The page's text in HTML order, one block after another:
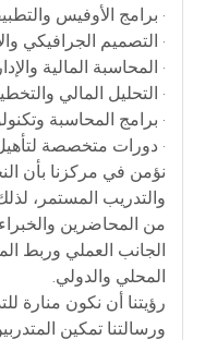
• برامج الأوفيس
• التصميم الجرافيكي
• المحاسبة المالية
• التحليل المالي
• برامج المحاسبة
• دورات متخصصة
نؤمن في مركزنا بأن
والتدريب المستمر،
من المحاضرين
الجانب العملي وربط
المحلي والدولي.
رؤيتنا أن نكون منارة
ورسالتنا تمكين